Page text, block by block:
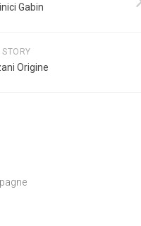
Gabin
STORY
Origine